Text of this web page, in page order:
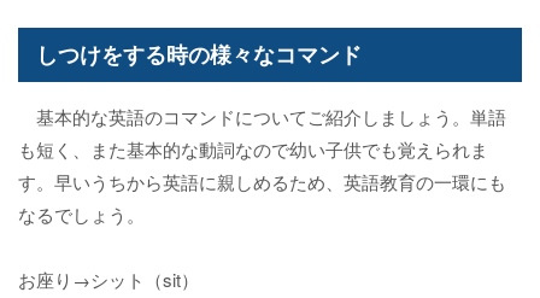
しつけをする時の様々なコマンド
基本的な英語のコマンドについてご紹介しましょう。単語
も短く、また基本的な動詞なので幼い子供でも覚えられま
す。早いうちから英語に親しめるため、英語教育の一環にも
なるでしょう。
お座り→シット（sit）